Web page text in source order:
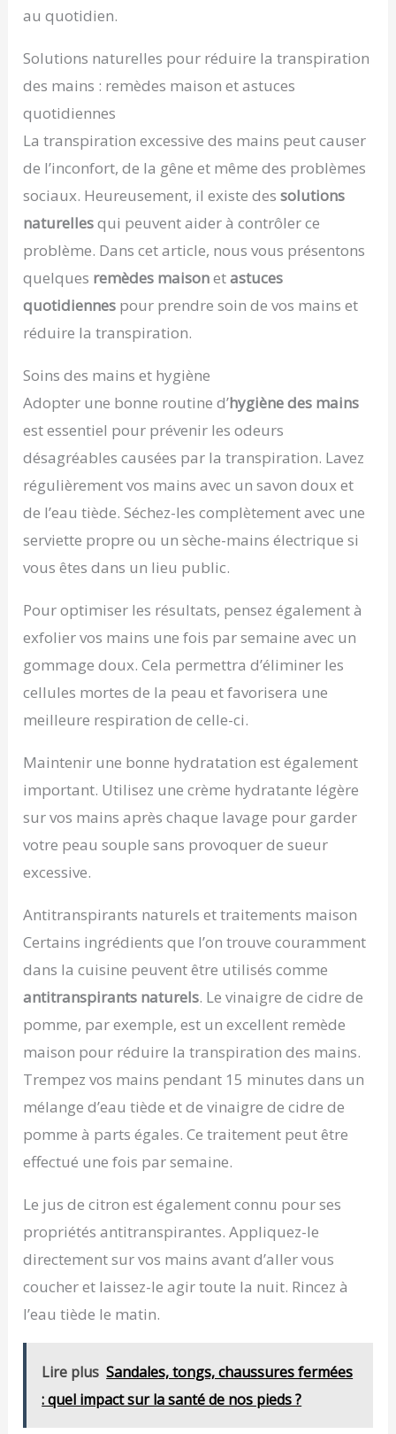
au quotidien.
Solutions naturelles pour réduire la transpiration
des mains : remèdes maison et astuces
quotidiennes
La transpiration excessive des mains peut causer
de l’inconfort, de la gêne et même des problèmes
sociaux. Heureusement, il existe dessolutions
naturellesqui peuvent aider à contrôler ce
problème. Dans cet article, nous vous présentons
quelques remèdes maisonetastuces
quotidiennes pour prendre soin de vos mains et
réduire la transpiration.
Soins des mains et hygiène
Adopter une bonne routine d’hygiène des mains
est essentiel pour prévenir les odeurs
désagréables causées par la transpiration. Lavez
régulièrement vos mains avec un savon doux et
de l’eau tiède. Séchez-les complètement avec une
serviette propre ou un sèche-mains électrique si
vous êtes dans un lieu public.
Pour optimiser les résultats, pensez également à
exfolier vos mains une fois par semaine avec un
gommage doux. Cela permettra d’éliminer les
cellules mortes de la peau et favorisera une
meilleure respiration de celle-ci.
Maintenir une bonne hydratation est également
important. Utilisez une crème hydratante légère
sur vos mains après chaque lavage pour garder
votre peau souple sans provoquer de sueur
excessive.
Antitranspirants naturels et traitements maison
Certains ingrédients que l’on trouve couramment
dans la cuisine peuvent être utilisés comme
antitranspirants naturels. Le vinaigre de cidre de
pomme, par exemple, est un excellent remède
maison pour réduire la transpiration des mains.
Trempez vos mains pendant 15 minutes dans un
mélange d’eau tiède et de vinaigre de cidre de
pomme à parts égales. Ce traitement peut être
effectué une fois par semaine.
Le jus de citron est également connu pour ses
propriétés antitranspirantes. Appliquez-le
directement sur vos mains avant d’aller vous
coucher et laissez-le agir toute la nuit. Rincez à
l’eau tiède le matin.
Lire plus Sandales, tongs, chaussures fermées
: quel impact sur la santé de nos pieds ?